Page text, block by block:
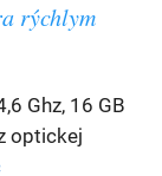
rýchlym
Ghz, 16 GB
optickej